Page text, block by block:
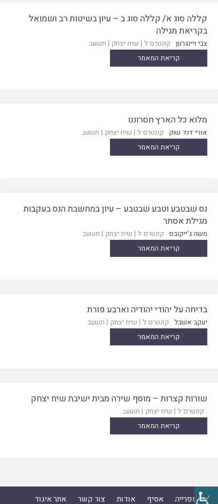
קללה סוג א/ קללה סוג ב – עיון בשיטות רב ושמואל
בקריאת מגילה
צבי ויינגרטן קונטרס ל | שיח יצחק | תשעב
קריאת המאמר
מלוא כל הארץ חסרוננו
אורי דוד שוק קונטרס ל | שיח יצחק | תשעב
קריאת המאמר
נס שבטבע וטבע שבטבע – עיון במחשבת הנס בעקבות
מגילת אסתר
משה ג'ייקובס קונטרס ל | שיח יצחק | תשעב
קריאת המאמר
בדיחה על יהודי יהודיה וארבע פורת
יעקב אשבל קונטרס ל | שיח יצחק | תשעב
קריאת המאמר
שורות קצרות – מוסף שירה מבית ישיבת שיח יצחק
קונטרס ל | שיח יצחק | תשעב
קריאת המאמר
ספרייה אסיף אודות צור קשר אתר איגוד